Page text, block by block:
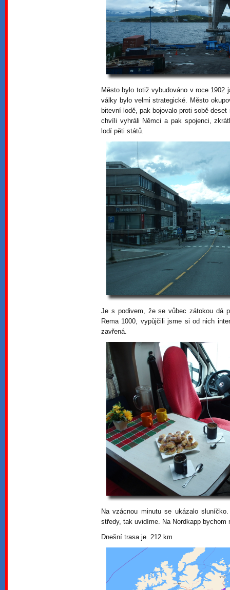
Město bylo totiž vybudováno v roce
války bylo velmi strategické. Město
bitevní lodě, pak bojovalo proti sobě
chvíli vyhráli Němci a pak spojenci,
lodí pěti států.
Je s podivem, že se vůbec zátokou dá
Rema 1000, vypůjčili jsme si od nich
zavřená.
Na vzácnou minutu se ukázalo
středy, tak uvidíme. Na Nordkapp bychom
Dnešní trasa je 212 km